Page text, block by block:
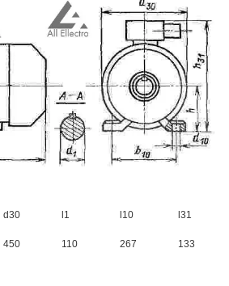
d30 l1 l10 l31
450 110 267 133